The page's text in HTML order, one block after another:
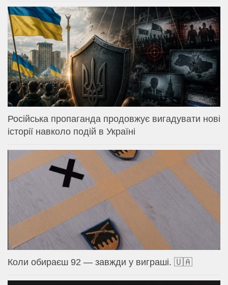
Російська пропаганда продовжує вигадувати нові
історії навколо подій в Україні
Коли обираєш 92 — завжди у виграші. 🇺🇦